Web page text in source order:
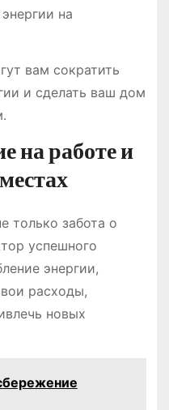
на
вам сократить
и сделать ваш дом
на работе и
только забота о
успешного
энергии,
расходы,
новых